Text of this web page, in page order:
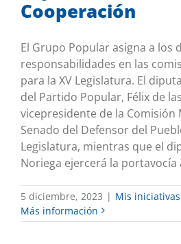
Cooperación
El Grupo Popular asigna a los
responsabilidades en las
para la XV Legislatura. El
del Partido Popular, Félix de
vicepresidente de la Comisión
Senado del Defensor del
Legislatura, mientras que el
Noriega ejercerá la portavocía
5 diciembre, 2023 | Mis iniciativas
Más información